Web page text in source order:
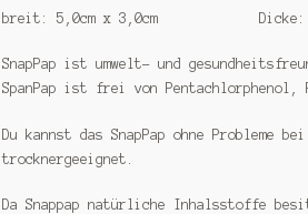
breit: 5,0cm x 3,0cm Dicke:
SnapPap ist umwelt- und
SpanPap ist frei von Pentachlorphenol,
Du kannst das SnapPap ohne Probleme
trocknergeeignet.
Da Snappap natürliche Inhalsstoffe